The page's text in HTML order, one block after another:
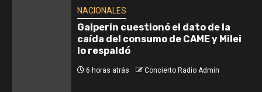
NACIONALES
Galperin cuestionó el dato de la
caída del consumo de CAME y Milei
lo respaldó
6 horas atrás Concierto Radio Admin